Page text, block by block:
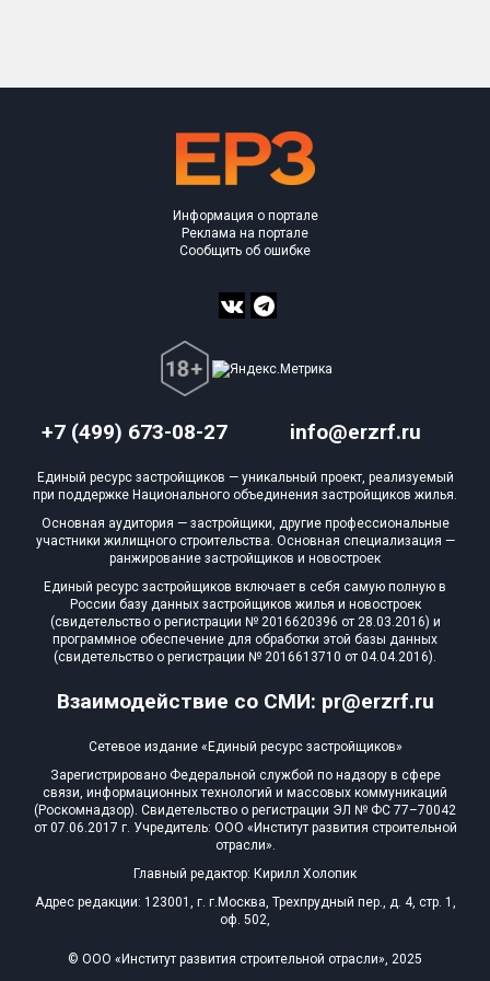
с продажами
Рейтинг ЕРЗ
Многоквартирных домов
Блокированных домов
Домов с апартаментами
Блокированных домов
0 из 15
Квартир, апартаментов,
блоков в БД
0 из 27 236
+7 (499) 673-08-27 info@erzrf.ru
Взаимодействие со СМИ: pr@erzrf.ru
Информация о портале
Реклама на портале
Сообщить об ошибке
Единый ресурс застройщиков — уникальный проект, реализуемый
при поддержке Национального объединения застройщиков жилья.
Основная аудитория — застройщики, другие профессиональные
участники жилищного строительства. Основная специализация —
ранжирование застройщиков и новостроек
Единый ресурс застройщиков включает в себя самую полную в
России базу данных застройщиков жилья и новостроек
(свидетельство о регистрации № 2016620396 от 28.03.2016) и
программное обеспечение для обработки этой базы данных
(свидетельство о регистрации № 2016613710 от 04.04.2016).
Сетевое издание «Единый ресурс застройщиков»
Зарегистрировано Федеральной службой по надзору в сфере
связи, информационных технологий и массовых коммуникаций
(Роскомнадзор). Свидетельство о регистрации ЭЛ № ФС 77–70042
от 07.06.2017 г. Учредитель: ООО «Институт развития строительной
отрасли».
Главный редактор: Кирилл Холопик
Адрес редакции: 123001, г. г.Москва, Трехпрудный пер., д. 4, стр. 1,
оф. 502,
© ООО «Институт развития строительной отрасли», 2025